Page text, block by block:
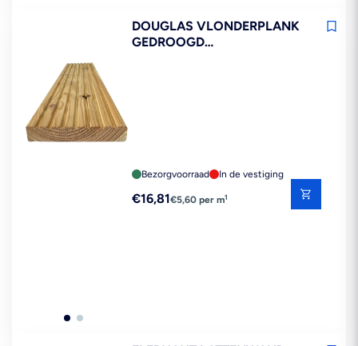
DOUGLAS VLONDERPLANK
GEDROOGD
Bezorgvoorraad In de vestiging
Reguliere
€16,81€5,60 per m1